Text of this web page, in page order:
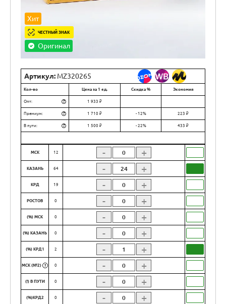
Хит
ЧЕСТНЫЙ ЗНАК
Оригинал
МСК 12 - +
КАЗАНЬ 64 - +
КРД 19 - +
РОСТОВ 0 - +
(%) МСК 0 - +
(%) КАЗАНЬ 0 - +
(%) КРД1 2 - +
МСК (№2) ? 0 - +
(!) В ПУТИ 0 - +
(%)КРД2 0 - +
Артикул: MZ320265
Кол-во Цена за 1 ед. Скидка % Экономия
Опт: ? 1 933 ₽
Премиум: ? 1 710 ₽ - 12% 223 ₽
В пути: ? 1 500 ₽ - 22% 433 ₽